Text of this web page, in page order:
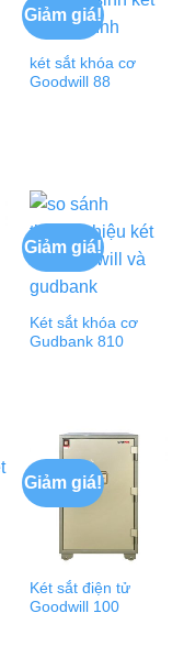
Giảm giá!
két sắt khóa cơ
Goodwill 88
Giảm giá!
Két sắt khóa cơ
Gudbank 810
Giảm giá!
Két sắt điện tử
Goodwill 100